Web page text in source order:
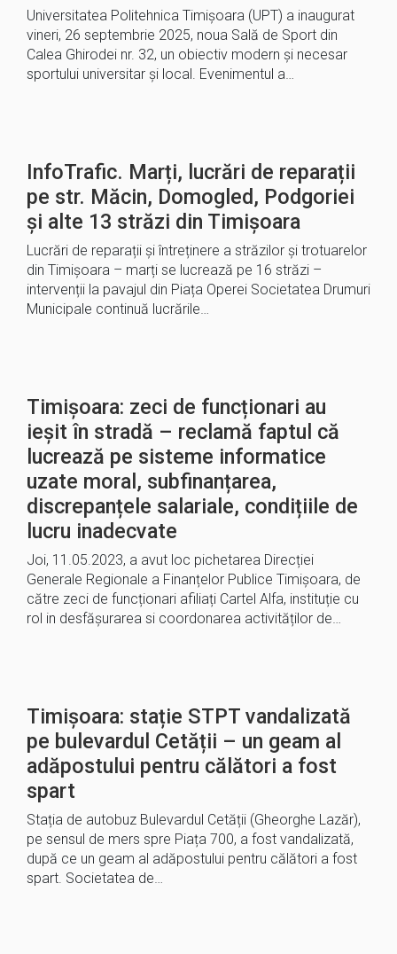
Universitatea Politehnica Timișoara (UPT) a inaugurat
vineri, 26 septembrie 2025, noua Sală de Sport din
Calea Ghirodei nr. 32, un obiectiv modern și necesar
sportului universitar și local. Evenimentul a…
InfoTrafic. Marți, lucrări de reparații
pe str. Măcin, Domogled, Podgoriei
și alte 13 străzi din Timișoara
Lucrări de reparații și întreținere a străzilor și trotuarelor
din Timișoara – marți se lucrează pe 16 străzi –
intervenții la pavajul din Piața Operei Societatea Drumuri
Municipale continuă lucrările…
Timișoara: zeci de funcționari au
ieșit în stradă – reclamă faptul că
lucrează pe sisteme informatice
uzate moral, subfinanțarea,
discrepanțele salariale, condițiile de
lucru inadecvate
Joi, 11.05.2023, a avut loc pichetarea Direcției
Generale Regionale a Finanțelor Publice Timișoara, de
către zeci de funcționari afiliați Cartel Alfa, instituție cu
rol in desfășurarea si coordonarea activităților de…
Timișoara: stație STPT vandalizată
pe bulevardul Cetății – un geam al
adăpostului pentru călători a fost
spart
Stația de autobuz Bulevardul Cetății (Gheorghe Lazăr),
pe sensul de mers spre Piața 700, a fost vandalizată,
după ce un geam al adăpostului pentru călători a fost
spart. Societatea de…